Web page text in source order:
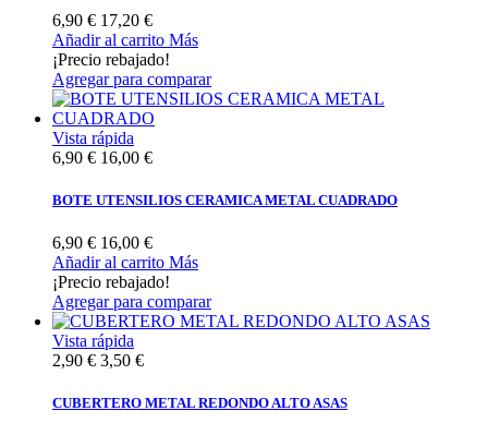
6,90 € 17,20 €
Añadir al carrito Más
¡Precio rebajado!
Agregar para comparar
Vista rápida
6,90 € 16,00 €
BOTE UTENSILIOS CERAMICA METAL CUADRADO
6,90 € 16,00 €
Añadir al carrito Más
¡Precio rebajado!
Agregar para comparar
Vista rápida
2,90 € 3,50 €
CUBERTERO METAL REDONDO ALTO ASAS